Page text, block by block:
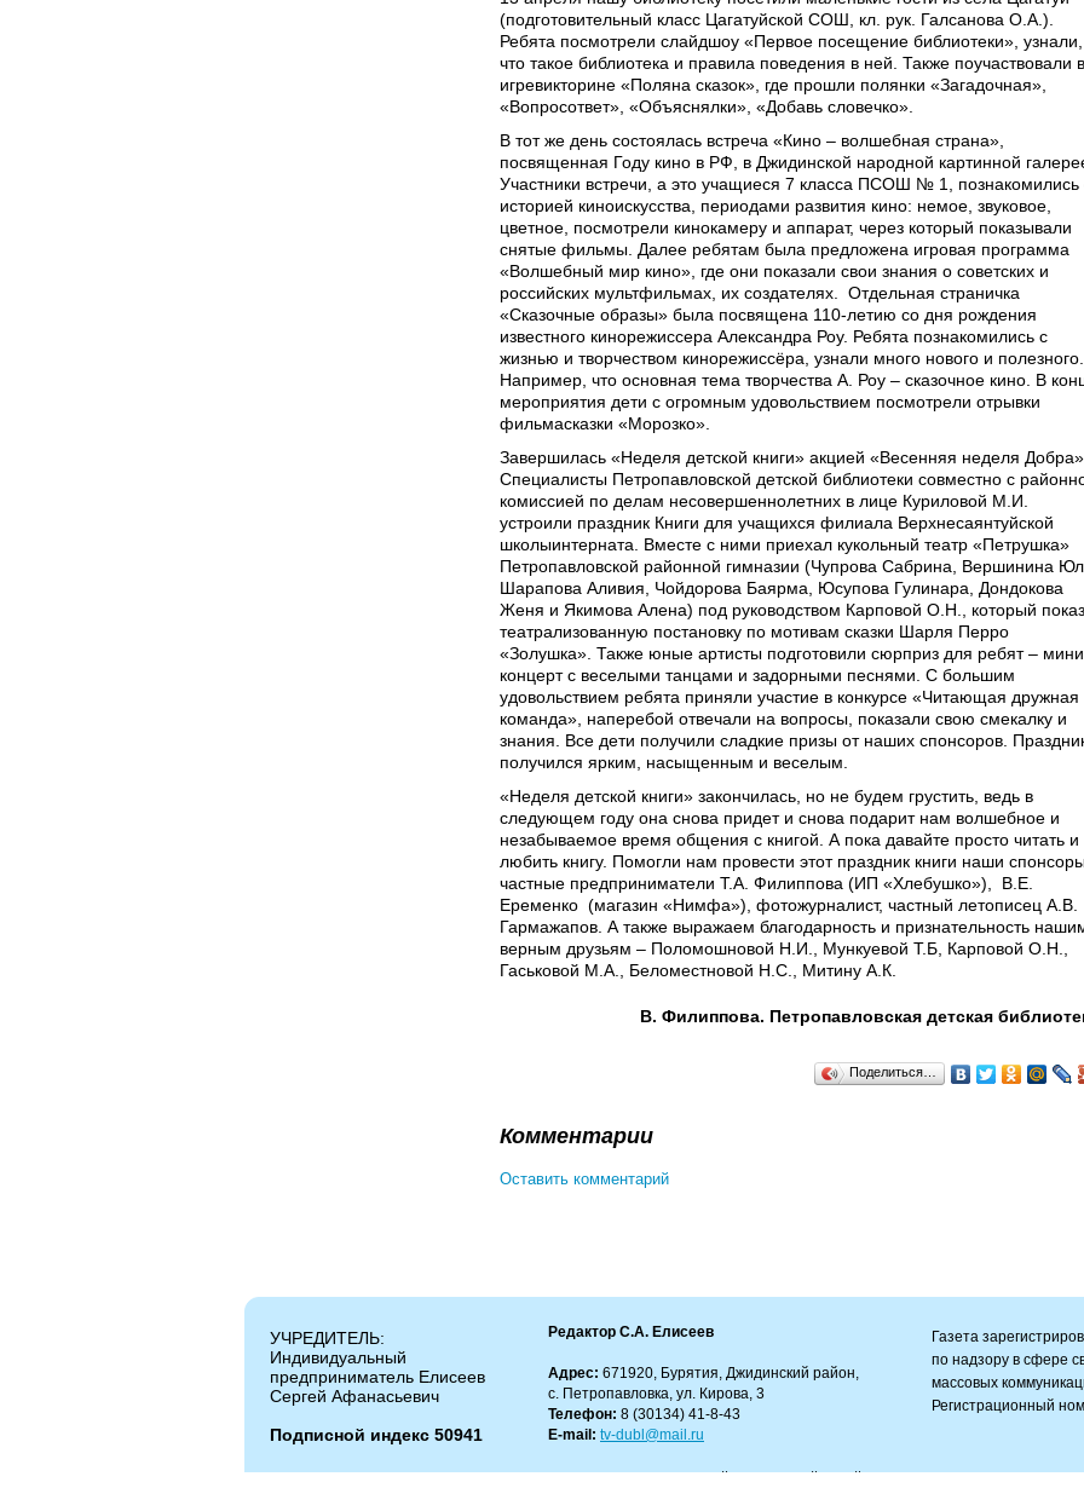
(подготовительный класс Цагатуйской СОШ, кл. рук. Галсанова О.А.).
Ребята посмотрели слайд­шоу «Первое посещение библиотеки», узнали,
что такое библиотека и правила поведения в ней. Также поучаствовали в
игре­викторине «Поляна сказок», где прошли полянки «Загадочная»,
«Вопрос­ответ», «Объяснялки», «Добавь словечко».
В тот же день состоялась встреча «Кино – волшебная страна»,
посвященная Году кино в РФ, в Джидинской народной картинной
Участники встречи, а это учащиеся 7 класса ПСОШ № 1, познакомились
историей киноискусства, периодами развития кино: немое, звуковое,
цветное, посмотрели кинокамеру и аппарат, через который показывали
снятые фильмы. Далее ребятам была предложена игровая программа
«Волшебный мир кино», где они показали свои знания о советских и
российских мультфильмах, их создателях.
Отдельная страничка
«Сказочные образы» была посвящена 110­-летию со дня рождения
известного кинорежиссера Александра Роу. Ребята познакомились с
жизнью и творчеством кинорежиссёра, узнали много нового и полезного.
Например, что основная тема творчества А. Роу – сказочное кино. В
мероприятия дети с огромным удовольствием посмотрели отрывки
фильма­сказки «Морозко».
Завершилась «Неделя детской книги» акцией «Весенняя неделя Добра».
Специалисты Петропавловской детской библиотеки совместно с
комиссией по делам несовершеннолетних в лице Куриловой М.И.
устроили праздник Книги для учащихся филиала Верхнесаянтуйской
школы­интерната. Вместе с ними приехал кукольный театр «Петрушка»
Петропавловской районной гимназии (Чупрова Сабрина, Вершинина
Шарапова Аливия, Чойдорова Баярма, Юсупова Гулинара, Дондокова
Женя и Якимова Алена) под руководством Карповой О.Н., который
театрализованную постановку по мотивам сказки Шарля Перро
«Золушка». Также юные артисты подготовили сюрприз для ребят –
концерт с веселыми танцами и задорными песнями. С большим
удовольствием ребята приняли участие в конкурсе «Читающая дружная
команда», наперебой отвечали на вопросы, показали свою смекалку и
знания. Все дети получили сладкие призы от наших спонсоров.
получился ярким, насыщенным и веселым.
«Неделя детской книги» закончилась, но не будем грустить, ведь в
следующем году она снова придет и снова подарит нам волшебное и
незабываемое время общения с книгой. А пока давайте просто читать и
любить книгу. Помогли нам провести этот праздник книги наши
частные предприниматели Т.А. Филиппова (ИП «Хлебушко»),
В.Е.
Еременко (магазин «Нимфа»), фотожурналист, частный летописец А.В.
Гармажапов. А также выражаем благодарность и признательность
верным друзьям – Поломошновой Н.И., Мункуевой Т.Б, Карповой О.Н.,
Гаськовой М.А., Беломестновой Н.С., Митину А.К.
В. Филиппова. Петропавловская детская
Поделиться…
Комментарии
Оставить комментарий
УЧРЕДИТЕЛЬ:
Индивидуальный
предприниматель Елисеев
Сергей Афанасьевич
Подписной индекс 50941
Редактор С.А. Елисеев
Адрес: 671920, Бурятия, Джидинский район,
с. Петропавловка, ул. Кирова, 3
Телефон: 8 (30134) 41-8-43
E-mail: tv-dubl@mail.ru
Газета
по надзору в сфере
массовых
Регистрационный
Копирование и цитирование материалов разрешено только с работающей гиперссылкой на сайт.